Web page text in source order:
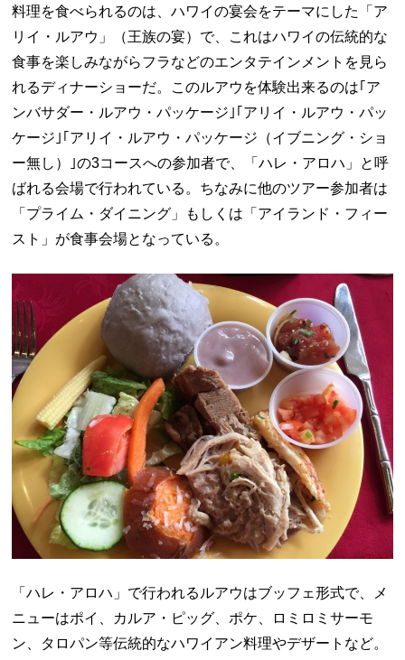
料理を食べられるのは、ハワイの宴会をテーマにした「ア
リイ・ルアウ」（王族の宴）で、これはハワイの伝統的な
食事を楽しみながらフラなどのエンタテインメントを見ら
れるディナーショーだ。このルアウを体験出来るのは｢ア
ンバサダー・ルアウ・パッケージ｣｢アリイ・ルアウ・パッ
ケージ｣｢アリイ・ルアウ・パッケージ（イブニング・ショ
ー無し）｣の3コースへの参加者で、「ハレ・アロハ」と呼
ばれる会場で行われている。ちなみに他のツアー参加者は
「プライム・ダイニング」もしくは「アイランド・フィー
スト」が食事会場となっている。
「ハレ・アロハ」で行われるルアウはブッフェ形式で、メ
ニューはポイ、カルア・ピッグ、ポケ、ロミロミサーモ
ン、タロパン等伝統的なハワイアン料理やデザートなど。